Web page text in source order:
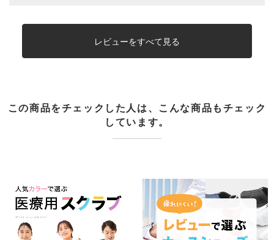
レビューをすべて見る
この商品をチェックした人は、こんな商品もチェック
しています。